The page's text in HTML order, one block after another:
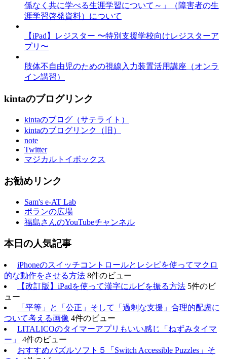
係なく共に学べる生涯学習について～」（障害者の生
涯学習啓発資料）について
【iPad】レジスター 〜特別支援学校向けレジスターア
プリ〜
肢体不自由児のための視線入力装置活用講座（オンラ
イン講習）
kintaのブログリンク
kintaのブログ（サテライト）
kintaのブログリンク（旧）
note
Twitter
マジカルトイボックス
お勧めリンク
Sam's e-AT Lab
ポランの広場
福島さんのYouTubeチャンネル
本日の人気記事
iPhoneのスイッチコントロールとレシピを使ってマクロ
的な動作をさせる方法 8件のビュー
【改訂版】iPadを使って漢字にルビを振る方法 5件のビ
ュー
「平等」と「公正」そして「過剰な支援」合理的配慮に
ついて考える画像 4件のビュー
LITALICOのタイマーアプリもいい感じ「ねずみタイマ
ー」
4件のビュー
おすすめパズルソフト５「Switch Accessible Puzzles」そ